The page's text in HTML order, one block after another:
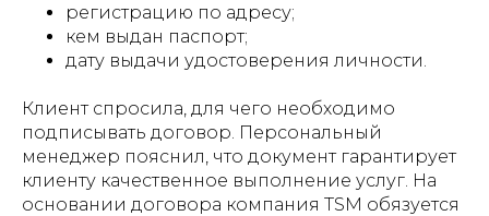
регистрацию по адресу;
кем выдан паспорт;
дату выдачи удостоверения личности.
Клиент спросила, для чего необходимо
подписывать договор. Персональный
менеджер пояснил, что документ гарантирует
клиенту качественное выполнение услуг. На
основании договора компания TSM обязуется